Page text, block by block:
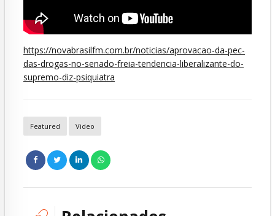
https://novabrasilfm.com.br/noticias/aprovacao-da-pec-
das-drogas-no-senado-freia-tendencia-liberalizante-do-
supremo-diz-psiquiatra
Featured Video